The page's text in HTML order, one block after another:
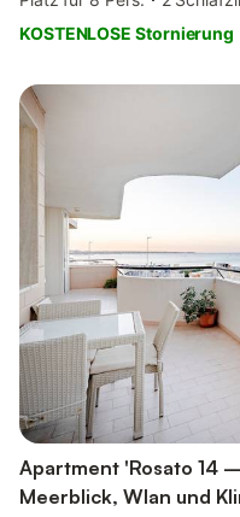
KOSTENLOSE Stornierung
Apartment 'Rosato 14
Meerblick, Wlan und